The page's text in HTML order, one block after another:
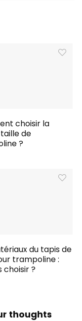
choisir la
de
?
du tapis de
trampoline :
choisir ?
thoughts